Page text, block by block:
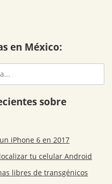
en México:
sobre
iPhone 6 en 2017
tu celular Android
libres de transgénicos